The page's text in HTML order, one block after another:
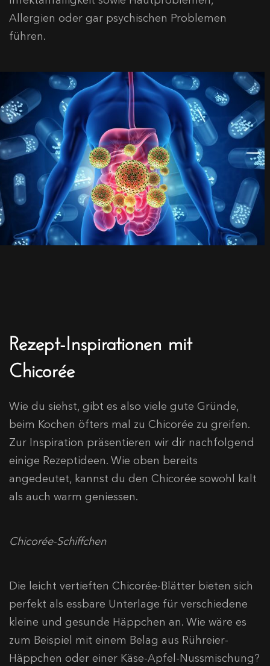
Allergien oder gar psychischen Problemen
führen.
Rezept-Inspirationen mit
Chicorée
Wie du siehst, gibt es also viele gute Gründe,
beim Kochen öfters mal zu Chicorée zu greifen.
Zur Inspiration präsentieren wir dir nachfolgend
einige Rezeptideen. Wie oben bereits
angedeutet, kannst du den Chicorée sowohl kalt
als auch warm geniessen.
Chicorée-Schiffchen
Die leicht vertieften Chicorée-Blätter bieten sich
perfekt als essbare Unterlage für verschiedene
kleine und gesunde Häppchen an. Wie wäre es
zum Beispiel mit einem Belag aus Rühreier-
Häppchen oder einer Käse-Apfel-Nussmischung?